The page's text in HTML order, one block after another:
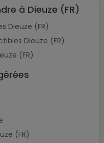
à Dieuze (FR)
Dieuze (FR)
Dieuze (FR)
(FR)
(FR)